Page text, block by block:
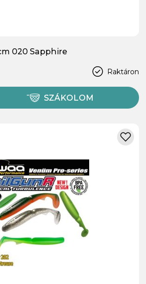
020 Sapphire
Raktáron
SZÁKOLOM